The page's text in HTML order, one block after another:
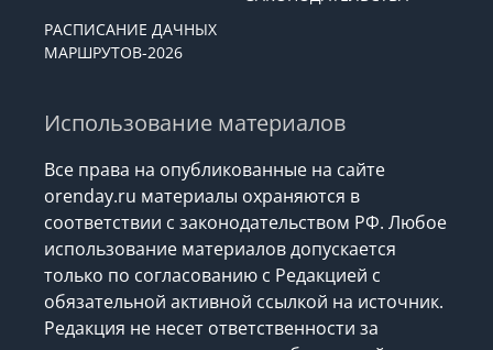
РАСПИСАНИЕ ДАЧНЫХ
МАРШРУТОВ-2026
Использование материалов
Все права на опубликованные на сайте
orenday.ru материалы охраняются в
соответствии с законодательством РФ. Любое
использование материалов допускается
только по согласованию с Редакцией с
обязательной активной ссылкой на источник.
Редакция не несет ответственности за